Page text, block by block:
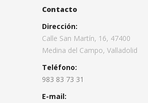
Contacto
Dirección:
Calle San Martín, 16, 47400
Medina del Campo, Valladolid
Teléfono:
983 83 73 31
E-mail: